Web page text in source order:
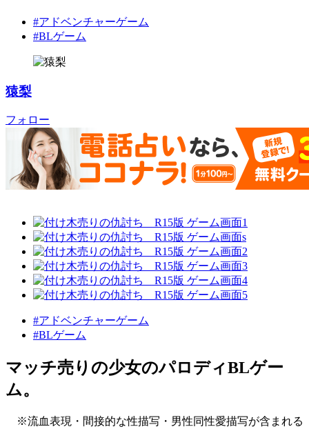
#アドベンチャーゲーム
#BLゲーム
猿梨
フォロー
#アドベンチャーゲーム
#BLゲーム
マッチ売りの少女のパロディBLゲー
ム。
※流血表現・間接的な性描写・男性同性愛描写が含まれる